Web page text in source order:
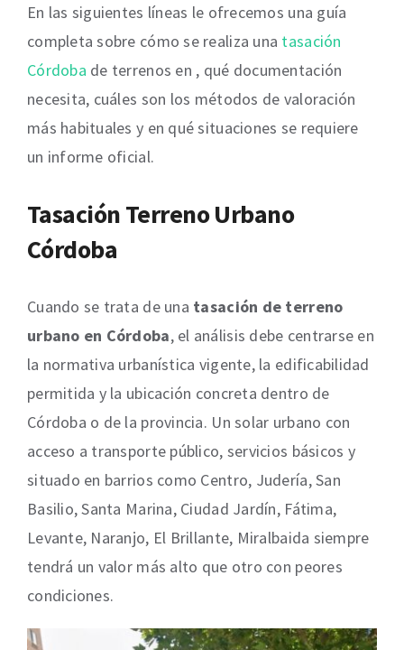
En las siguientes líneas le ofrecemos una guía
completa sobre cómo se realiza una tasación
Córdoba de terrenos en , qué documentación
necesita, cuáles son los métodos de valoración
más habituales y en qué situaciones se requiere
un informe oficial.
Tasación Terreno Urbano
Córdoba
Cuando se trata de una tasación de terreno
urbano en Córdoba, el análisis debe centrarse en
la normativa urbanística vigente, la edificabilidad
permitida y la ubicación concreta dentro de
Córdoba o de la provincia. Un solar urbano con
acceso a transporte público, servicios básicos y
situado en barrios como Centro, Judería, San
Basilio, Santa Marina, Ciudad Jardín, Fátima,
Levante, Naranjo, El Brillante, Miralbaida siempre
tendrá un valor más alto que otro con peores
condiciones.